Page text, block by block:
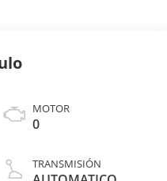
MOTOR
0
TRANSMISIÓN